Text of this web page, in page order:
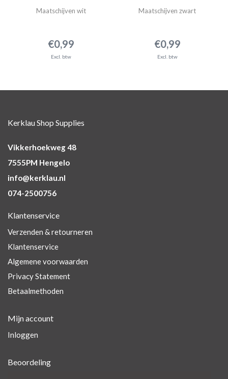
Maatschijven wit
€0,99
Excl. btw
Maatschijven zwart
€0,99
Excl. btw
Kerklau Shop Supplies
Vikkerhoekweg 48
7555PM Hengelo
info@kerklau.nl
074-2500756
Klantenservice
Verzenden & retourneren
Klantenservice
Algemene voorwaarden
Privacy Statement
Betaalmethoden
Mijn account
Inloggen
Beoordeling